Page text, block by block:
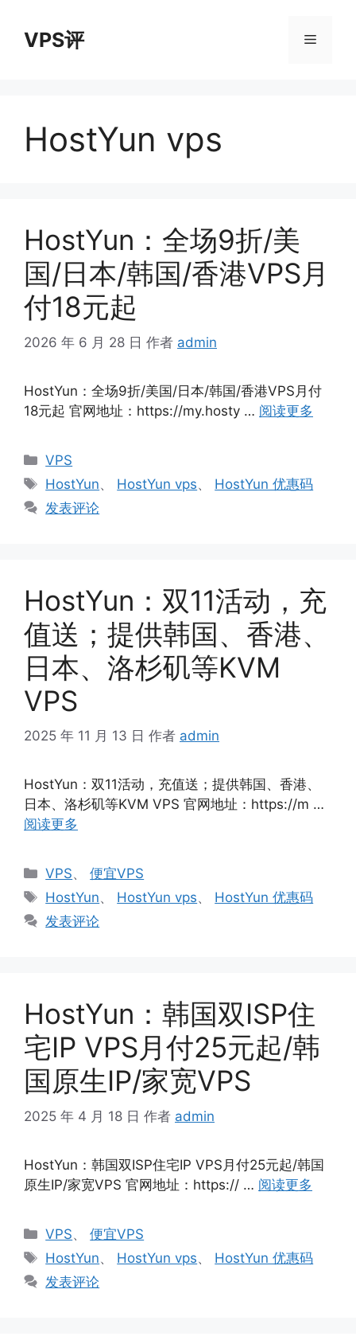
VPS评 菜
HostYun vps
HostYun：全场9折/美
国/日本/韩国/香港VPS月
付18元起
2026 年 6 月 28 日 作者 admin
HostYun：全场9折/美国/日本/韩国/香港VPS月付
18元起 官网地址：https://my.hosty … 阅读更多
分
类
VPS
标
签
HostYun、 HostYun vps、 HostYun 优惠码
发表评论
HostYun：双11活动，充
值送；提供韩国、香港、
日本、洛杉矶等KVM
VPS
2025 年 11 月 13 日 作者 admin
HostYun：双11活动，充值送；提供韩国、香港、
日本、洛杉矶等KVM VPS 官网地址：https://m …
阅读更多
分
类
VPS、便宜VPS
标
签
HostYun、 HostYun vps、 HostYun 优惠码
发表评论
HostYun：韩国双ISP住
宅IP VPS月付25元起/韩
国原生IP/家宽VPS
2025 年 4 月 18 日 作者 admin
HostYun：韩国双ISP住宅IP VPS月付25元起/韩国
原生IP/家宽VPS 官网地址：https:// … 阅读更多
分
类
VPS、便宜VPS
标
签
HostYun、 HostYun vps、 HostYun 优惠码
发表评论